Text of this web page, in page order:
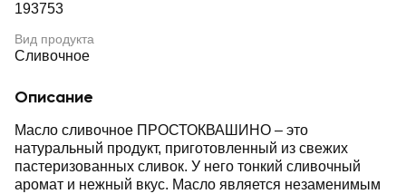
193753
Вид продукта
Сливочное
Описание
Масло сливочное ПРОСТОКВАШИНО ‒ это
натуральный продукт, приготовленный из свежих
пастеризованных сливок. У него тонкий сливочный
аромат и нежный вкус. Масло является незаменимым